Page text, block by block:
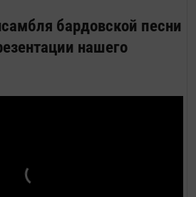
бардовской песни
нашего